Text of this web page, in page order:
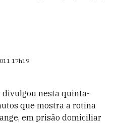
17h19.
divulgou nesta quinta-
que mostra a rotina
em prisão domiciliar